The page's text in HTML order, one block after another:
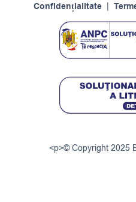
Confidențialitate
<p>© Copyright 2025